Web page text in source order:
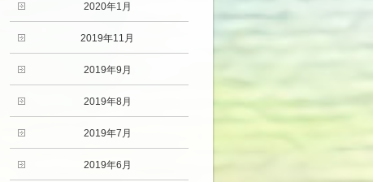
2020年1月
2019年11月
2019年9月
2019年8月
2019年7月
2019年6月